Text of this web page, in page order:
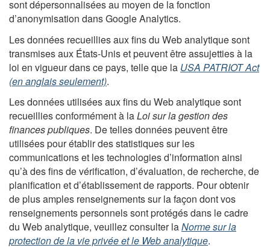
sont dépersonnalisées au moyen de la fonction
d’anonymisation dans Google Analytics.
Les données recueillies aux fins du Web analytique sont
transmises aux États-Unis et peuvent être assujetties à la
loi en vigueur dans ce pays, telle que la USA PATRIOT Act
(en anglais seulement).
Les données utilisées aux fins du Web analytique sont
recueillies conformément à laLoi sur la gestion des
finances publiques. De telles données peuvent être
utilisées pour établir des statistiques sur les
communications et les technologies d’information ainsi
qu’à des fins de vérification, d’évaluation, de recherche, de
planification et d’établissement de rapports. Pour obtenir
de plus amples renseignements sur la façon dont vos
renseignements personnels sont protégés dans le cadre
du Web analytique, veuillez consulter laNorme sur la
protection de la vie privée et le Web analytique.